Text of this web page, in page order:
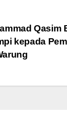
Qasim
kepada